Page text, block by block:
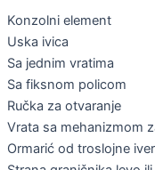
Konzolni element
Uska ivica
Sa jednim vratima
Sa fiksnom policom
Ručka za otvaranje
Vrata sa mehanizmom
Ormarić od troslojne